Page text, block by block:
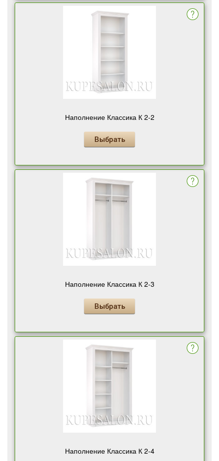
Наполнение Классика К 2-2
Выбрать
Наполнение Классика К 2-3
Выбрать
Наполнение Классика К 2-4